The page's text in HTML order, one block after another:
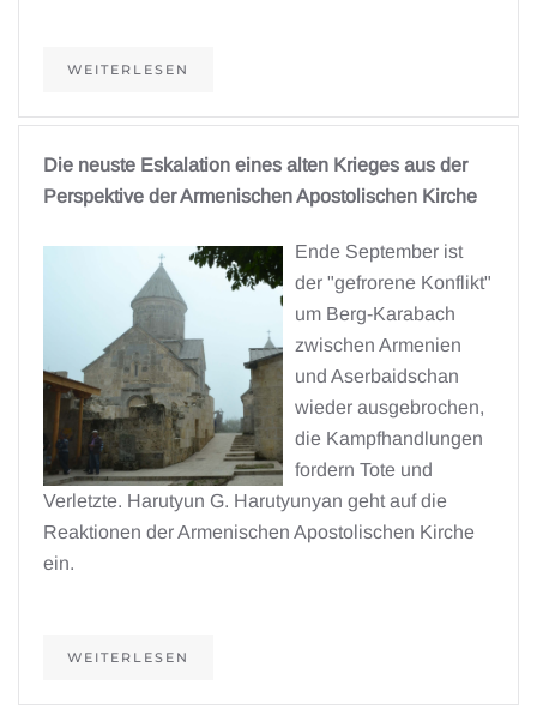
WEITERLESEN
Die neuste Eskalation eines alten Krieges aus der
Perspektive der Armenischen Apostolischen Kirche
Ende September ist
der "gefrorene Konflikt"
um Berg-Karabach
zwischen Armenien
und Aserbaidschan
wieder ausgebrochen,
die Kampfhandlungen
fordern Tote und
Verletzte. Harutyun G. Harutyunyan geht auf die
Reaktionen der Armenischen Apostolischen Kirche
ein.
WEITERLESEN